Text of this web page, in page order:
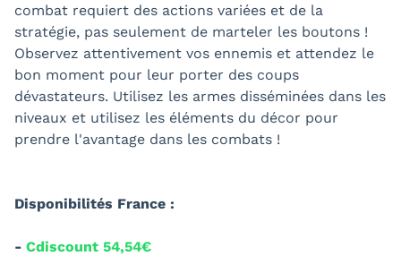
combat requiert des actions variées et de la
stratégie, pas seulement de marteler les boutons !
Observez attentivement vos ennemis et attendez le
bon moment pour leur porter des coups
dévastateurs. Utilisez les armes disséminées dans les
niveaux et utilisez les éléments du décor pour
prendre l'avantage dans les combats !
Disponibilités France :
- Cdiscount 54,54€